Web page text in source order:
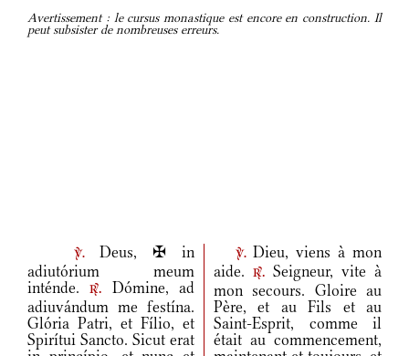
Avertissement : le cursus monastique est encore en construction. Il
peut subsister de nombreuses erreurs.
v.Deus, ✠ in
adiutórium meum
inténde.r.
Dómine, ad
adiuvándum me festína.
Glória Patri, et Fílio, et
Spirítui Sancto. Sicut erat
v.Dieu, viens à mon
aide.
r. Seigneur, vite à
mon secours. Gloire au
Père, et au Fils et au
Saint-Esprit, comme il
était au commencement,